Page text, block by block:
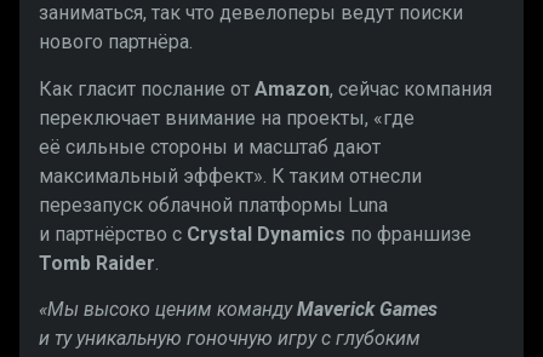
заниматься, так что девелоперы ведут поиски
нового партнёра.
Как гласит послание от Amazon, сейчас компания
переключает внимание на проекты, «где
её сильные стороны и масштаб дают
максимальный эффект». К таким отнесли
перезапуск облачной платформы Luna
и партнёрство с Crystal Dynamics по франшизе
Tomb Raider.
«Мы высоко ценим командуMaverick Games
и ту уникальную гоночную игру с глубоким